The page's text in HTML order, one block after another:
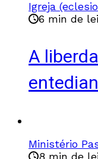
Igreja
6 min de
A
Ministério
8 min de